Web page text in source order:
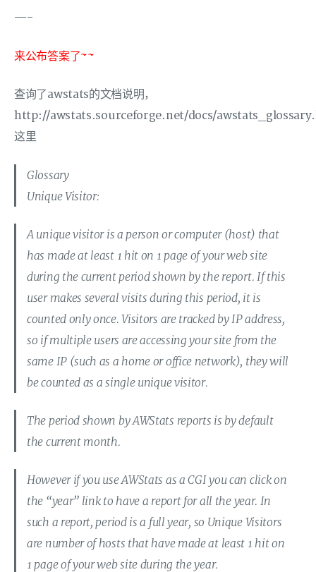
—-
来公布答案了~~
查询了awstats的文档说明，
http://awstats.sourceforge.net/docs/
这里
Glossary
Unique Visitor:
A unique visitor is a person or computer (host) that
has made at least 1 hit on 1 page of your web site
during the current period shown by the report. If this
user makes several visits during this period, it is
counted only once. Visitors are tracked by IP address,
so if multiple users are accessing your site from the
same IP (such as a home or office network), they will
be counted as a single unique visitor.
The period shown by AWStats reports is by default
the current month.
However if you use AWStats as a CGI you can click on
the “year” link to have a report for all the year. In
such a report, period is a full year, so Unique Visitors
are number of hosts that have made at least 1 hit on
1 page of your web site during the year.